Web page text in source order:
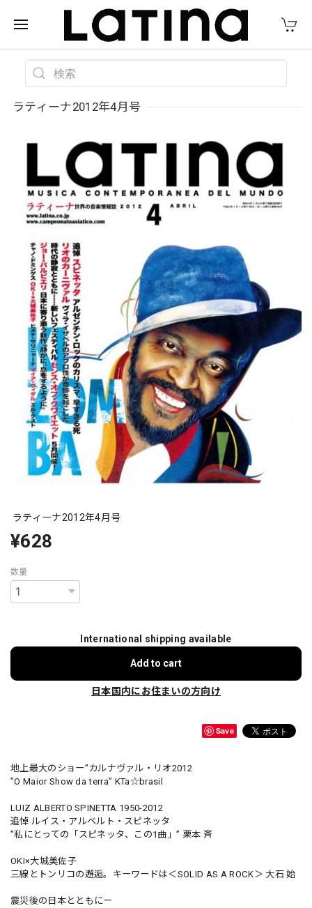
ラティーナ2012年4月号
ラティーナ2012年4月号
¥628
数量
International shipping available
Add to cart
日本国内にお住まいの方向け
Save
地上最大のショー”カルナヴァル・リオ2012
”O Maior Show da terra” KTa☆brasil
LUIZ ALBERTO SPINETTA 1950-2012
追悼 ルイス・アルベルト・スピネッタ
”私にとっての「スピネッタ、この1曲」” 栗本 斉
OKI×大城美佐子
三線とトンリコの邂逅。キーワードは＜SOLID AS A ROCK＞ 大石 始
震災後の日本とともにー